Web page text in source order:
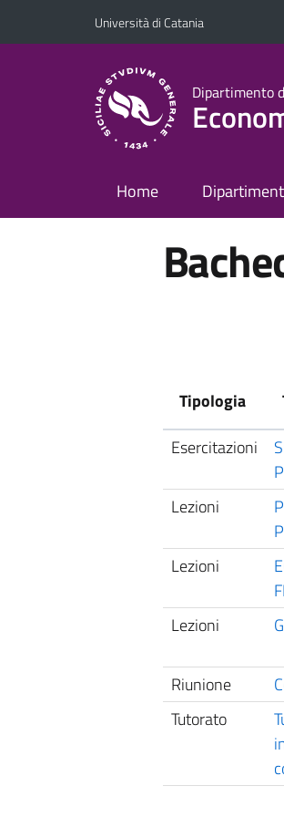
Vai al contenuto principale
Vai al menu di navigazione
Università di Catania
Dipartimento
Home
Tipologia
Esercitazioni
Lezioni
Lezioni
Lezioni
Riunione
Tutorato